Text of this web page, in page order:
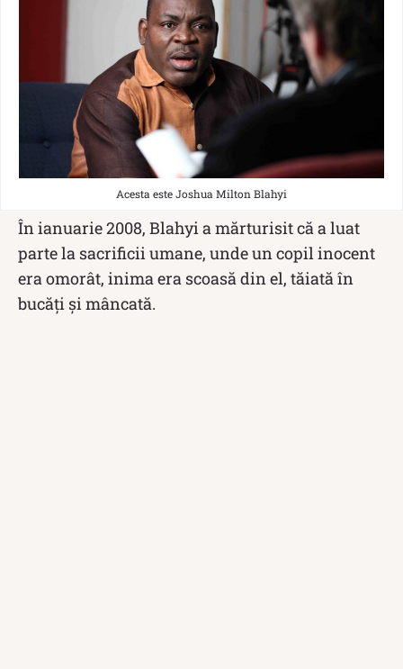
Acesta este Joshua Milton Blahyi
În ianuarie 2008, Blahyi a mărturisit că a luat
parte la sacrificii umane, unde un copil inocent
era omorât, inima era scoasă din el, tăiată în
bucăți și mâncată.